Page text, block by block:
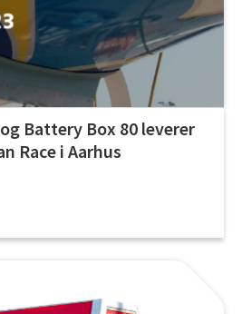
Battery Box 80 leverer
Race i Aarhus